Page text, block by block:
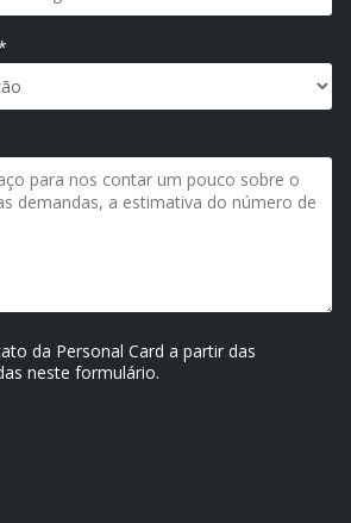
da Personal Card a partir das
neste formulário.